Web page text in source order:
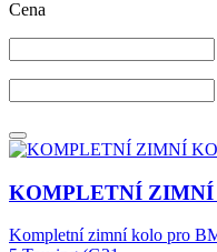
Cena
KOMPLETNÍ ZIMNÍ
Kompletní zimní kolo pro